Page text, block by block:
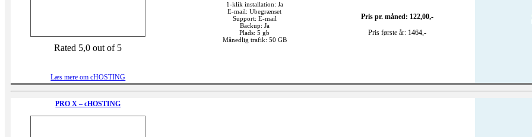
Rated 5,0 out of 5
Læs mere om cHOSTING
1-klik installation: Ja
E-mail: Ubegrænset
Support: E-mail
Backup: Ja
Plads: 5 gb
Månedlig trafik: 50 GB
Pris pr. måned: 122,00,-
Pris første år: 1464,-
PRO X – cHOSTING